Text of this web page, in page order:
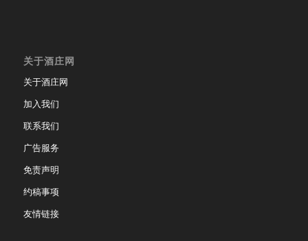
关于酒庄网
关于酒庄网
加入我们
联系我们
广告服务
免责声明
约稿事项
友情链接